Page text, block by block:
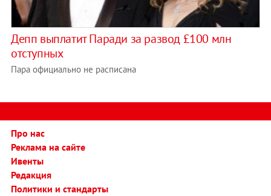
Депп выплатит Паради за развод £100 млн
отступных
Пара официально не расписана
Про нас
Реклама на сайте
Ивенты
Редакция
Политики и стандарты